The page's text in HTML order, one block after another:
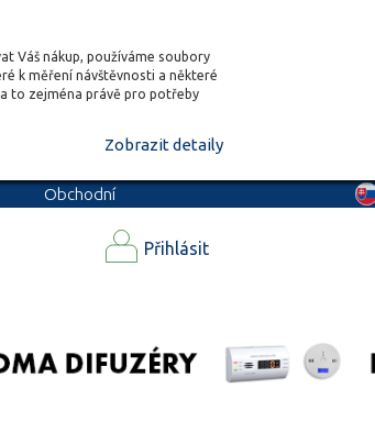
Váš nákup, používáme soubory
k měření návštěvnosti a některé
to zejména právě pro potřeby
Zobrazit detaily
Obchodní
Přihlásit